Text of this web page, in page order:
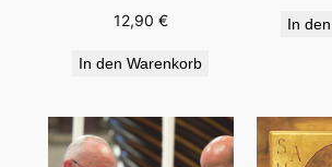
12,90 €
In den Warenkorb
In